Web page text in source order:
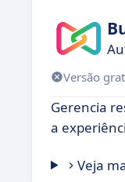
Versão
Gerencia
a
Veja